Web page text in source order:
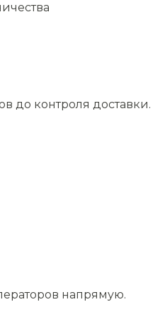
до контроля доставки.
напрямую.